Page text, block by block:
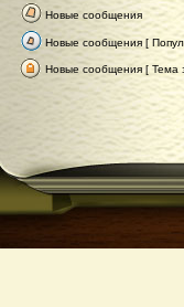
Новые сообщения
Новые сообщения [
Новые сообщения [ Тема